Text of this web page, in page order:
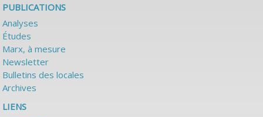
PUBLICATIONS
Analyses
Études
Marx, à mesure
Newsletter
Bulletins des locales
Archives
LIENS